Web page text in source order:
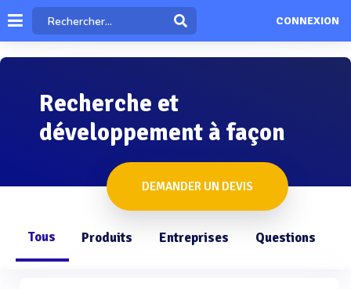
CONNEXION
Recherche et
développement à façon
DEMANDER UN DEVIS
Tous Produits Entreprises Questions